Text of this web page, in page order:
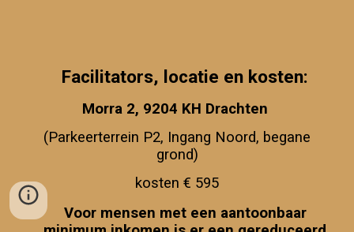
Facilitators, l ocatie en kosten:
Morra 2, 9204 KH Drachten
(Parkeerterrein P2, Ingang Noord, begane
grond)
kosten € 595
Voor mensen met een aantoonbaar